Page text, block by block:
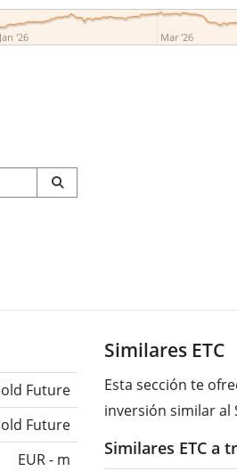
Jan '26 Mar '26
Future
Future
EUR - m
Similares ETC
Esta sección te
inversión similar al
Similares ETC a